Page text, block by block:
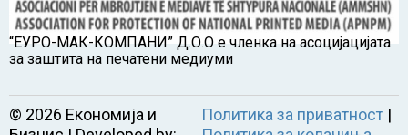
“ЕУРО-МАК-КОМПАНИ” Д.О.О е членка на асоцијацијата
за заштита на печатени медиуми
© 2026 Економија и
Политика за приватност|